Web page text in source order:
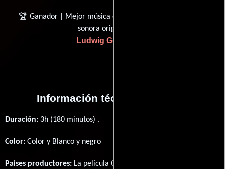
🏆 Ganador | Mejor música escrita para películas, banda
sonora original
Ludwig Göransson
Información técnica y general
Duración: 3h (180 minutos) .
Color: Color y Blanco y negro
Paises productores: La película Oppenheimer fué producida en